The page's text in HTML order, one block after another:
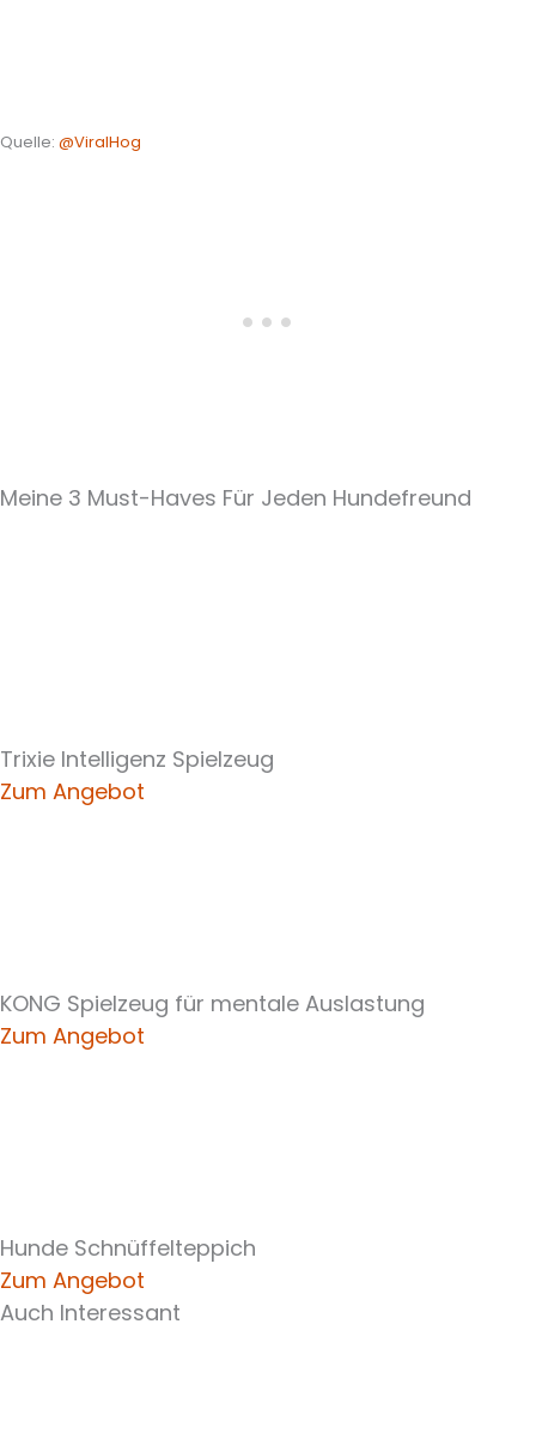
Quelle: @ViralHog
Meine 3 Must-Haves Für Jeden Hundefreund​
Trixie Intelligenz Spielzeug
Zum Angebot
KONG Spielzeug für mentale Auslastung
Zum Angebot
Hunde Schnüffelteppich
Zum Angebot
Auch Interessant